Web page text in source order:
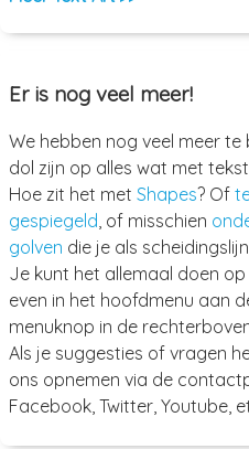
Er is nog veel meer!
We hebben nog veel meer
dol zijn op alles wat met
Hoe zit het met Shapes? Of
gespiegeld , of misschien
golven die je als
Je kunt het allemaal doen
even in het hoofdmenu aan
menuknop in de
Als je suggesties of vragen
ons opnemen via de
Facebook, Twitter, Youtube,